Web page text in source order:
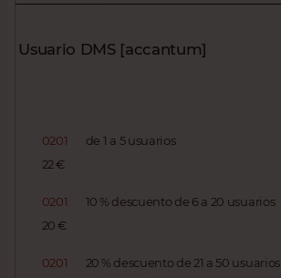
Usuario DMS [accantum]
0201
de 1 a 5 usuarios
22 €
0201
10 % descuento de 6 a 20 usuarios
20 €
0201
20 % descuento de 21 a 50 usuarios